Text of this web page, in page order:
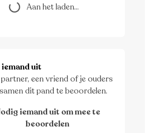
Aan het laden...Aan het laden...
uit
een vriend of je ouders
dit pand te beoordelen.
iemand uit om mee te
beoordelen